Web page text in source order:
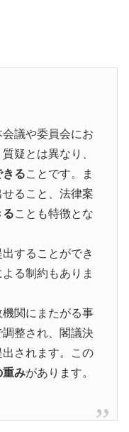
議や委員会にお
疑とは異なり、
きることです。ま
ること、法律案
ることも特徴とな
することができ
る制約もありま
関にまたがる事
整され、閣議決
されます。この
重みがあります。